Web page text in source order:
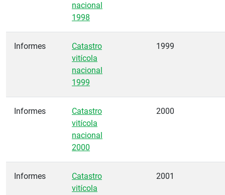
nacional
1998
Informes
Catastro
vitícola
nacional
1999
1999
Informes
Catastro
vitícola
nacional
2000
2000
Informes
Catastro
vitícola
2001